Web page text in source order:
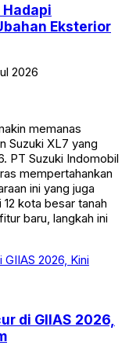
Eksterior
2026
memanas
Suzuki XL7 yang
PT Suzuki Indomobil
mempertahankan
ini yang juga
kota besar tanah
baru, langkah ini
di GIIAS 2026,